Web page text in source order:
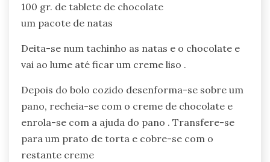
100 gr. de tablete de chocolate
um pacote de natas
Deita-se num tachinho as natas e o chocolate e
vai ao lume até ficar um creme liso .
Depois do bolo cozido desenforma-se sobre um
pano, recheia-se com o creme de chocolate e
enrola-se com a ajuda do pano . Transfere-se
para um prato de torta e cobre-se com o
restante creme